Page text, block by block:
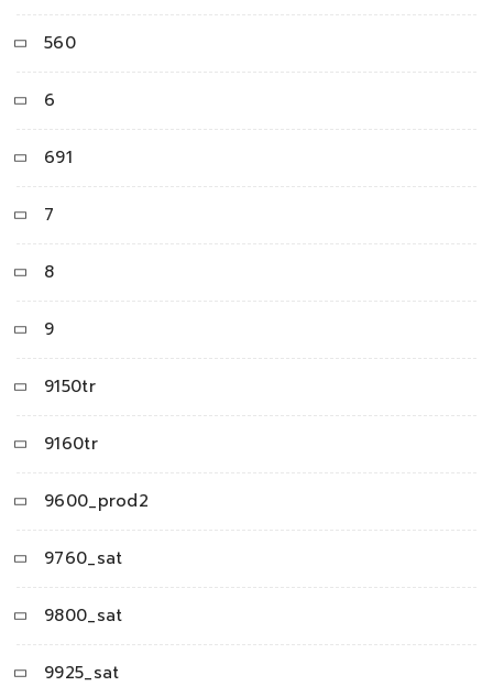
560
6
691
7
8
9
9150tr
9160tr
9600_prod2
9760_sat
9800_sat
9925_sat